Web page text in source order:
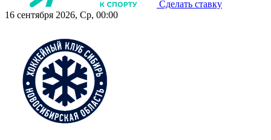
Сделать ставку
16 сентября 2026, Ср, 00:00